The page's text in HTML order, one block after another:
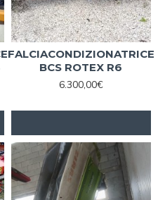
FALCIACONDIZIONATRICE
BCS ROTEX R6
6.300,00€